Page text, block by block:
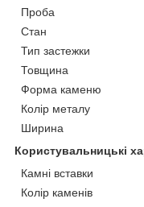
Проба
Стан
Тип застежки
Товщина
Форма каменю
Колір металу
Ширина
Користувальницькі
Камні вставки
Колір каменів